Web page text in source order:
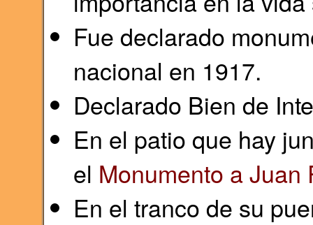
Fue declarado
nacional en 1917.
Declarado Bien de
En el patio que hay
el Monumento a Juan
En el tranco de su